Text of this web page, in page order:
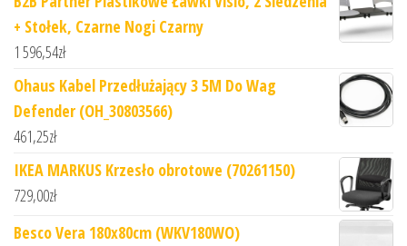
+ Stołek, Czarne Nogi Czarny
1 596,54zł
Ohaus Kabel Przedłużający 3 5M Do Wag
Defender (OH_30803566)
461,25zł
IKEA MARKUS Krzesło obrotowe (70261150)
729,00zł
Besco Vera 180x80cm (WKV180WO)